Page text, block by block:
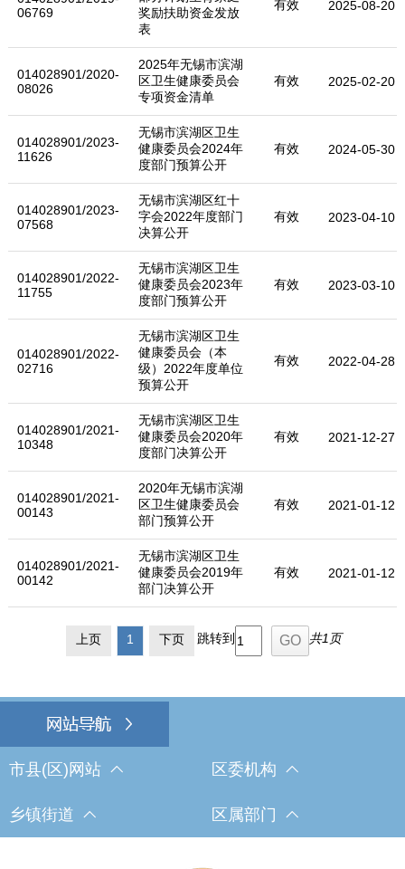
06769
奖励扶助资金发放
表
有效 2025-08-20
014028901/2020-
08026
2025年无锡市滨湖
区卫生健康委员会
专项资金清单
有效 2025-02-20
014028901/2023-
11626
无锡市滨湖区卫生
健康委员会2024年
度部门预算公开
有效 2024-05-30
014028901/2023-
07568
无锡市滨湖区红十
字会2022年度部门
决算公开
有效 2023-04-10
014028901/2022-
11755
无锡市滨湖区卫生
健康委员会2023年
度部门预算公开
有效 2023-03-10
014028901/2022-
02716
无锡市滨湖区卫生
健康委员会（本
级）2022年度单位
预算公开
有效 2022-04-28
014028901/2021-
10348
无锡市滨湖区卫生
健康委员会2020年
度部门决算公开
有效 2021-12-27
014028901/2021-
00143
2020年无锡市滨湖
区卫生健康委员会
部门预算公开
有效 2021-01-12
014028901/2021-
00142
无锡市滨湖区卫生
健康委员会2019年
部门决算公开
有效 2021-01-12
上页 1 下页 跳转到 共1页
市县(区)网站 区委机构
乡镇街道 区属部门